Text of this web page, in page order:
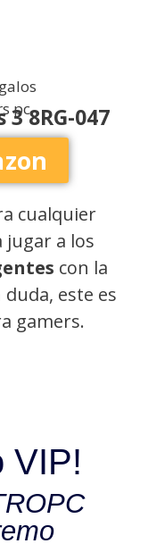
8RG-047
cualquier
jugar a los
con la
este es
gamers.
VIP!